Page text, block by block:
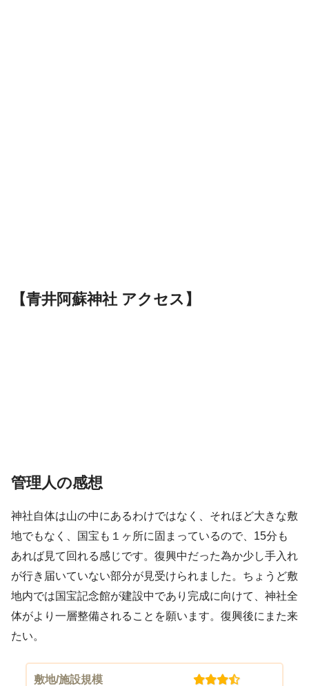
【青井阿蘇神社 アクセス】
管理人の感想
神社自体は山の中にあるわけではなく、それほど大きな敷
地でもなく、国宝も１ヶ所に固まっているので、15分も
あれば見て回れる感じです。復興中だった為か少し手入れ
が行き届いていない部分が見受けられました。ちょうど敷
地内では国宝記念館が建設中であり完成に向けて、神社全
体がより一層整備されることを願います。復興後にまた来
たい。
敷地/施設規模